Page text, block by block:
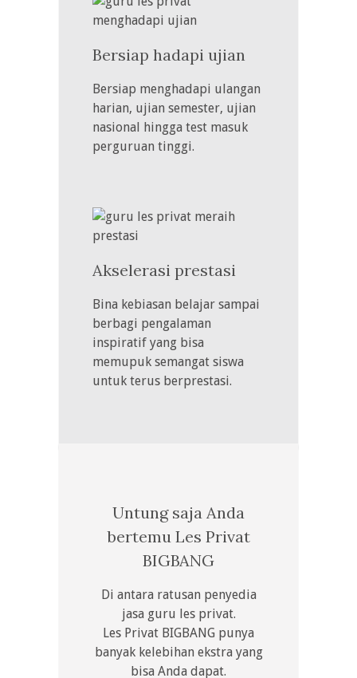
Bersiap hadapi ujian
Bersiap menghadapi ulangan
harian, ujian semester, ujian
nasional hingga test masuk
perguruan tinggi.
Akselerasi prestasi
Bina kebiasan belajar sampai
berbagi pengalaman
inspiratif yang bisa
memupuk semangat siswa
untuk terus berprestasi.
Untung saja Anda
bertemu Les Privat
BIGBANG
Di antara ratusan penyedia
jasa guru les privat.
Les Privat BIGBANG punya
banyak kelebihan ekstra yang
bisa Anda dapat.